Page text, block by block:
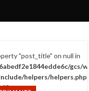
"post_title" on null in
gcs/
helpers/helpers.php
63